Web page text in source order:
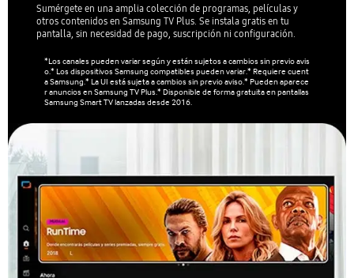
Sumérgete en una amplia colección de programas, películas y
otros contenidos en Samsung TV Plus. Se instala gratis en tu
pantalla, sin necesidad de pago, suscripción ni configuración.
*Los canales pueden variar según y están sujetos a cambios sin previo avis
o.* Los dispositivos Samsung compatibles pueden variar.* Requiere cuent
a Samsung.* La UI está sujeta a cambios sin previo aviso.* Pueden aparece
r anuncios en Samsung TV Plus.* Disponible de forma gratuita en pantallas
Samsung Smart TV lanzadas desde 2016.